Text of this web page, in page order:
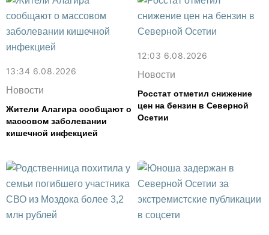
13:34 6.08.2026
Новости
Жители Алагира сообщают о
массовом заболевании
кишечной инфекцией
12:03 6.08.2026
Новости
Росстат отметил снижение
цен на бензин в Северной
Осетии